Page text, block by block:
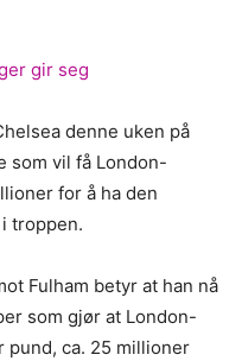
gir seg
denne uken på
som vil få London-
for å ha den
troppen.
Fulham betyr at han nå
som gjør at London-
pund, ca. 25 millioner